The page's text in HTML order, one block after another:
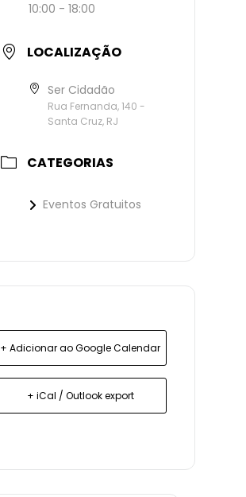
10:00 - 18:00
LOCALIZAÇÃO
Ser Cidadão
Rua Fernanda, 140 -
Santa Cruz, RJ
CATEGORIAS
Eventos Gratuitos
+ Adicionar ao Google Calendar
+ iCal / Outlook export